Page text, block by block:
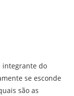
integrante do
se esconde
são as